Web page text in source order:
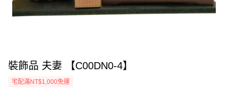
裝飾品 夫妻 【C00DN0-4】
宅配滿NT$1,000免運